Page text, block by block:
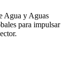
Agua y Aguas
para impulsar